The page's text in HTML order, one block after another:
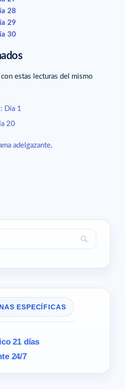
28
29
30
estas lecturas del mismo
Día 1
20
adelgazante.
ESPECÍFICAS
21 días
24/7